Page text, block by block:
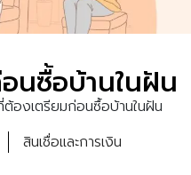
นซื้อบ้านในฝัน
องเตรียมก่อนซื้อบ้านในฝัน
สินเชื่อและการเงิน